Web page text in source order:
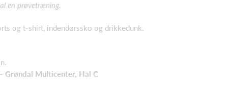
en prøvetræning.
og t-shirt, indendørssko og drikkedunk.
Grøndal Multicenter, Hal C